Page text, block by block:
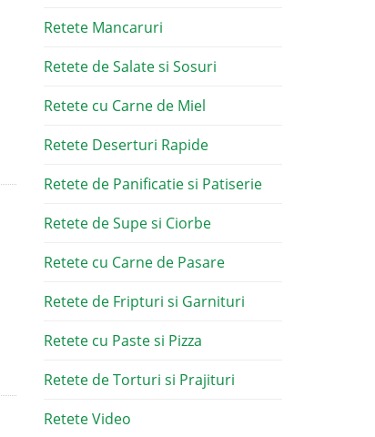
Retete Mancaruri
Retete de Salate si Sosuri
Retete cu Carne de Miel
Retete Deserturi Rapide
Retete de Panificatie si Patiserie
Retete de Supe si Ciorbe
Retete cu Carne de Pasare
Retete de Fripturi si Garnituri
Retete cu Paste si Pizza
Retete de Torturi si Prajituri
Retete Video